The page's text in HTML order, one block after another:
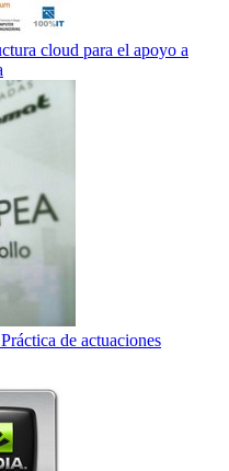
cloud para el apoyo a
de actuaciones